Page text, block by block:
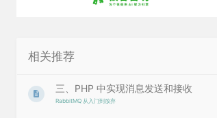
相关推荐
三、PHP 中实现消息发送和接收
RabbitMQ 从入门到放弃